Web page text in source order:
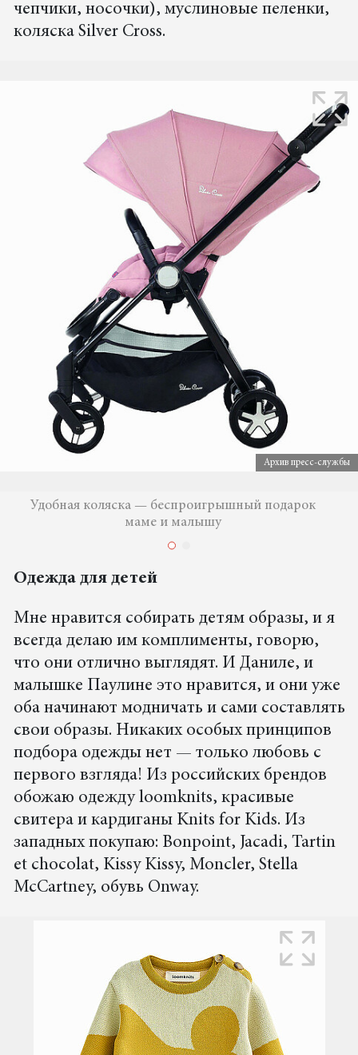
чепчики, носочки), муслиновые пеленки,
коляска Silver Cross.
Архив пресс-службы
Удобная коляска — беспроигрышный подарок
маме и малышу
Одежда для детей
Мне нравится собирать детям образы, и я
всегда делаю им комплименты, говорю,
что они отлично выглядят. И Даниле, и
малышке Паулине это нравится, и они уже
оба начинают модничать и сами составлять
свои образы. Никаких особых принципов
подбора одежды нет — только любовь с
первого взгляда! Из российских брендов
обожаю одежду loomknits, красивые
свитера и кардиганы Knits for Kids. Из
западных покупаю: Bonpoint, Jacadi, Tartin
et chocolat, Kissy Kissy, Moncler, Stella
McCartney, обувь Onway.